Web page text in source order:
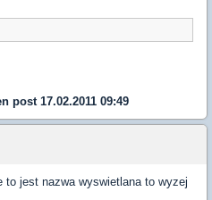
post 17.02.2011 09:49
jest nazwa wyswietlana to wyzej